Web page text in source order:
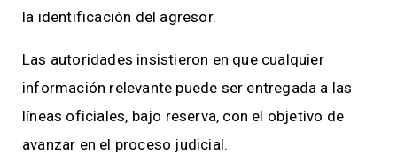
la identificación del agresor.
Las autoridades insistieron en que cualquier
información relevante puede ser entregada a las
líneas oficiales, bajo reserva, con el objetivo de
avanzar en el proceso judicial.